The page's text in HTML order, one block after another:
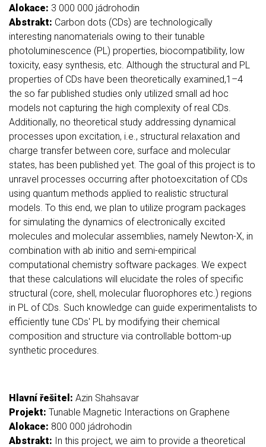
Alokace: 3 000 000 jádrohodin
Abstrakt: Carbon dots (CDs) are technologically
interesting nanomaterials owing to their tunable
photoluminescence (PL) properties, biocompatibility, low
toxicity, easy synthesis, etc. Although the structural and PL
properties of CDs have been theoretically examined,1–4
the so far published studies only utilized small ad hoc
models not capturing the high complexity of real CDs.
Additionally, no theoretical study addressing dynamical
processes upon excitation, i.e., structural relaxation and
charge transfer between core, surface and molecular
states, has been published yet. The goal of this project is to
unravel processes occurring after photoexcitation of CDs
using quantum methods applied to realistic structural
models. To this end, we plan to utilize program packages
for simulating the dynamics of electronically excited
molecules and molecular assemblies, namely Newton-X, in
combination with ab initio and semi-empirical
computational chemistry software packages. We expect
that these calculations will elucidate the roles of specific
structural (core, shell, molecular fluorophores etc.) regions
in PL of CDs. Such knowledge can guide experimentalists to
efficiently tune CDs' PL by modifying their chemical
composition and structure via controllable bottom-up
synthetic procedures.
Hlavní řešitel: Azin Shahsavar
Projekt: Tunable Magnetic Interactions on Graphene
Alokace: 800 000 jádrohodin
Abstrakt: In this project, we aim to provide a theoretical